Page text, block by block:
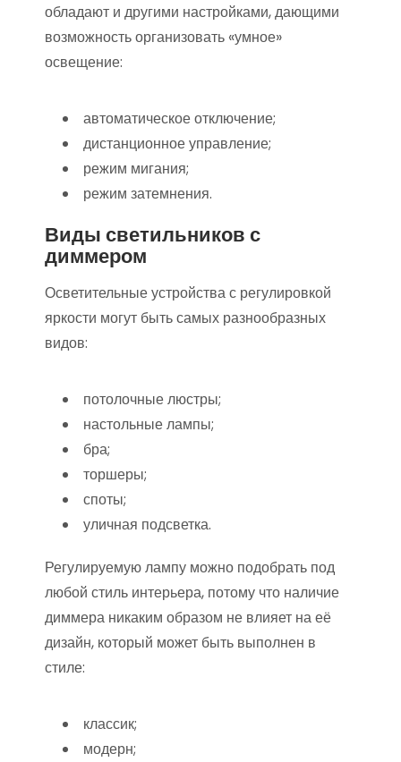
обладают и другими настройками, дающими
возможность организовать «умное»
освещение:
автоматическое отключение;
дистанционное управление;
режим мигания;
режим затемнения.
Виды светильников с
диммером
Осветительные устройства с регулировкой
яркости могут быть самых разнообразных
видов:
потолочные люстры;
настольные лампы;
бра;
торшеры;
споты;
уличная подсветка.
Регулируемую лампу можно подобрать под
любой стиль интерьера, потому что наличие
диммера никаким образом не влияет на её
дизайн, который может быть выполнен в
стиле:
классик;
модерн;